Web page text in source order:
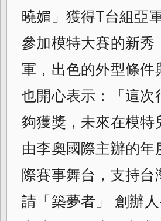
曉媚」 獲得T台組亞
參加模特大賽的新秀
軍，出色的外型條件
也開心表示：「這次
夠獲獎， 未來在模特
由李奧國際主辦的年
際賽事舞台， 支持台
請「築夢者」 創辦